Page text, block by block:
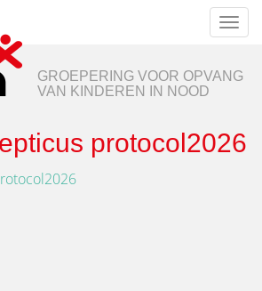
Toggle
GROEPERING VOOR OPVANG
VAN KINDEREN IN NOOD
protocol2026